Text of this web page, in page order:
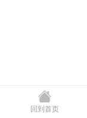
回到首页